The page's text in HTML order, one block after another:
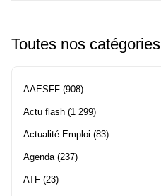
Toutes nos catégories
AAESFF (908)
Actu flash (1 299)
Actualité Emploi (83)
Agenda(237)
ATF (23)